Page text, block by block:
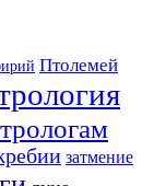
Птолемей
затмение